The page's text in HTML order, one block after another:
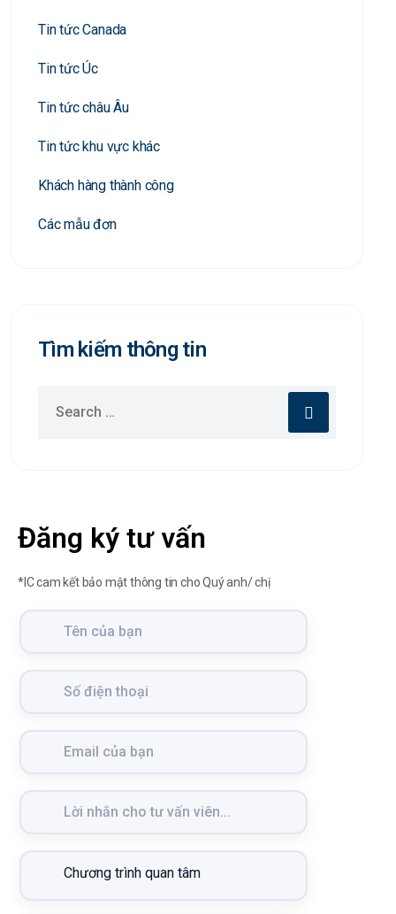
Tin tức Canada
Tin tức Úc
Tin tức châu Âu
Tin tức khu vực khác
Khách hàng thành công
Các mẫu đơn
Tìm kiếm thông tin
Đăng ký tư vấn
*IC cam kết bảo mật thông tin cho Quý anh/ chị